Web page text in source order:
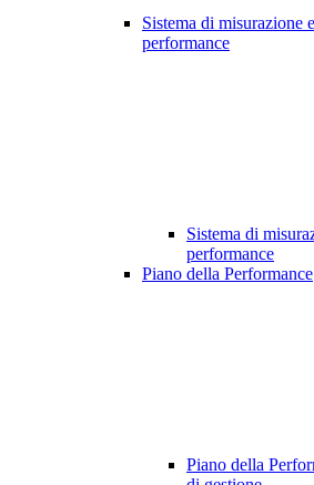
Sistema di misurazione
performance
Sistema di
performance
Piano della Performance
Piano della